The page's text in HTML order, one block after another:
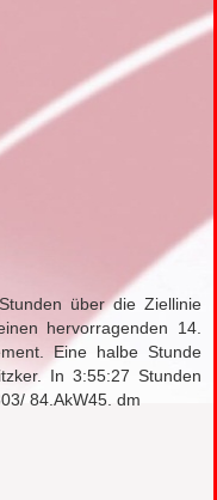
über die Ziellinie
hervorragenden 14.
Eine halbe Stunde
In 3:55:27 Stunden
84.AkW45. dm